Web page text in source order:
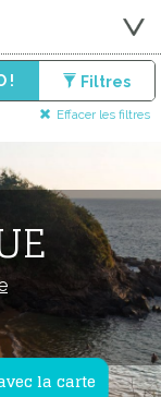
! Filtres
Effacer les filtres
la carte